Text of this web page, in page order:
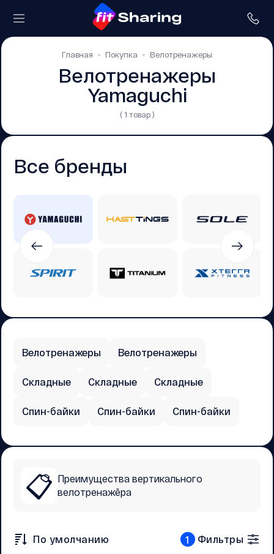
Главная Покупка Велотренажеры
Велотренажеры
Yamaguchi
( 1 товар )
Все бренды
Велотренажеры Велотренажеры
Складные Складные Складные
Спин-байки Спин-байки Спин-байки
📋 Преимущества вертикального
велотренажёра
По умолчанию 1 Фильтры